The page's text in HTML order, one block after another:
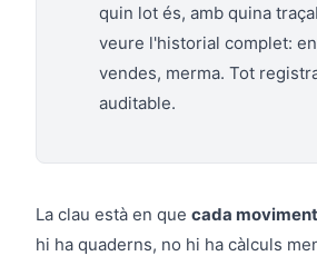
quin lot és, amb quina
veure l'historial complet:
vendes, merma. Tot
auditable.
La clau està en que cada
hi ha quaderns, no hi ha càlculs